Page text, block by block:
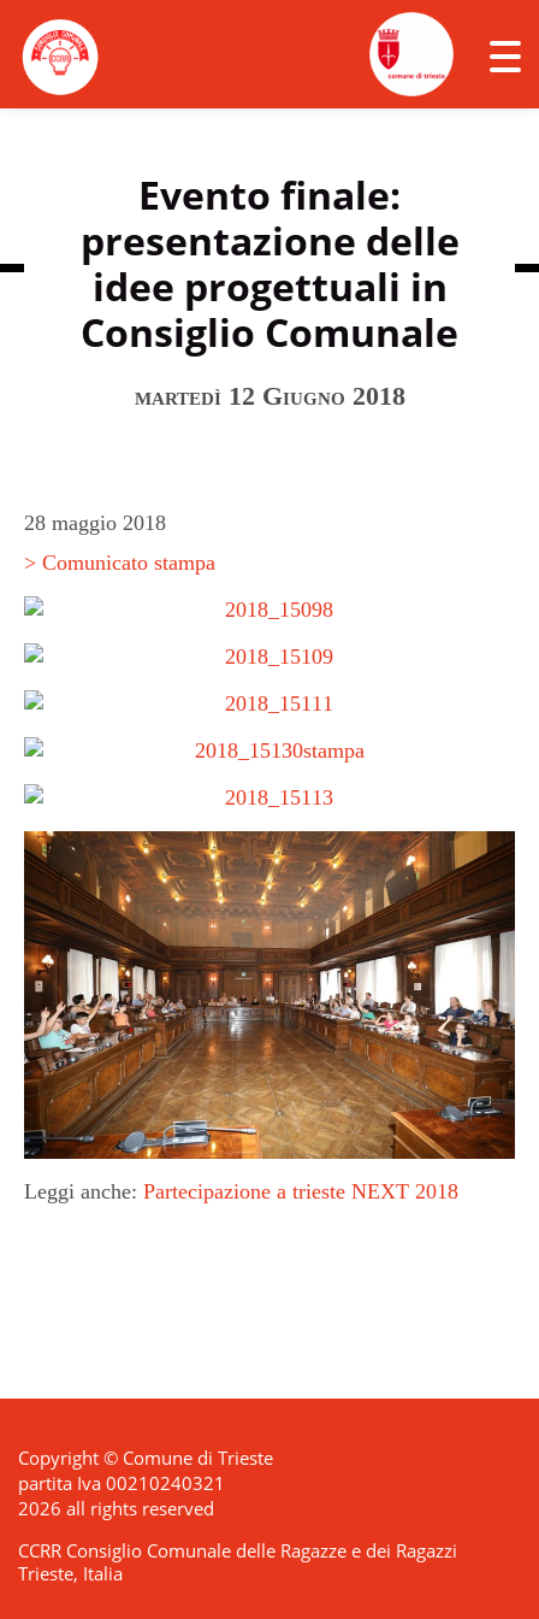
Calendario incontri 7°CCRR
Chi siamo
to
Evento finale:
presentazione delle
idee progettuali in
Consiglio Comunale
martedì 12 Giugno 2018
28 maggio 2018
> Comunicato stampa
Leggi anche: Partecipazione a trieste NEXT 2018
Copyright © Comune di Trieste
partita Iva 00210240321
2026 all rights reserved
CCRR Consiglio Comunale delle Ragazze e dei Ragazzi
Trieste, Italia